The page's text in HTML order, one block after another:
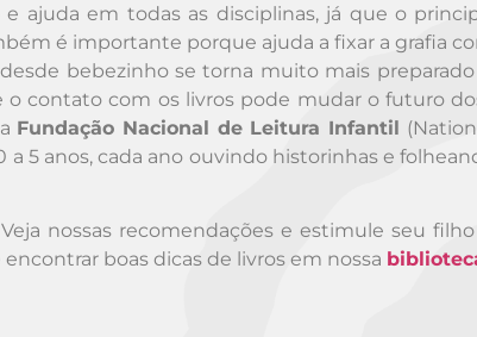
e ajuda em todas as disciplinas, já que o
é importante porque ajuda a fixar a grafia
bebezinho se torna muito mais
o contato com os livros pode mudar o futuro
Fundação Nacional de Leitura Infantil
a 5 anos, cada ano ouvindo historinhas e
nossas recomendações e estimule seu
boas dicas de livros em nossa